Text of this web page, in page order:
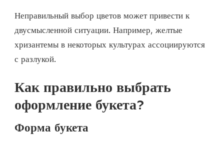
Неправильный выбор цветов может привести к
двусмысленной ситуации. Например, желтые
хризантемы в некоторых культурах ассоциируются
с разлукой.
Как правильно выбрать
оформление букета?
Форма букета